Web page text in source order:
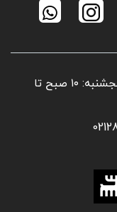
📌 ساعات کاری بخش فروش: شنبه تا پنجشنبه: ۱۰ صبح تا